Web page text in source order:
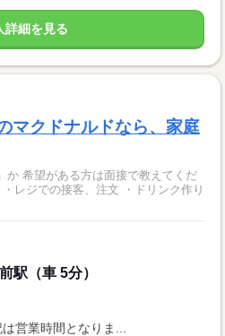
詳細を見る
マクドナルドなら、家庭
か 希望がある方は面接で教えてくだ
駅（車 5分）
営業時間となりま...